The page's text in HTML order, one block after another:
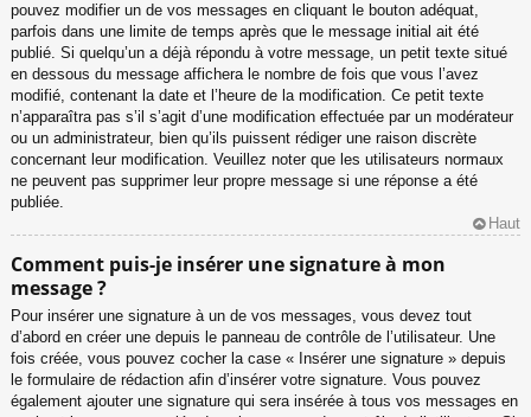
pouvez modifier un de vos messages en cliquant le bouton adéquat,
parfois dans une limite de temps après que le message initial ait été
publié. Si quelqu’un a déjà répondu à votre message, un petit texte situé
en dessous du message affichera le nombre de fois que vous l’avez
modifié, contenant la date et l’heure de la modification. Ce petit texte
n’apparaîtra pas s’il s’agit d’une modification effectuée par un modérateur
ou un administrateur, bien qu’ils puissent rédiger une raison discrète
concernant leur modification. Veuillez noter que les utilisateurs normaux
ne peuvent pas supprimer leur propre message si une réponse a été
publiée.
Haut
Comment puis-je insérer une signature à mon
message ?
Pour insérer une signature à un de vos messages, vous devez tout
d’abord en créer une depuis le panneau de contrôle de l’utilisateur. Une
fois créée, vous pouvez cocher la case « Insérer une signature » depuis
le formulaire de rédaction afin d’insérer votre signature. Vous pouvez
également ajouter une signature qui sera insérée à tous vos messages en